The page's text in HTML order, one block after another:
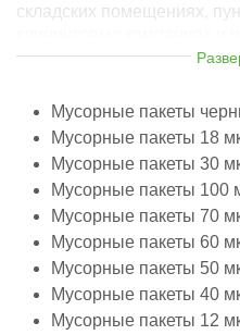
складских помещениях,
объектах.
литров оптом напрямую от
ассортименте
плотности и материалу,
решение как для легких
более интенсивной
Формат 60 литров
бизнеса благодаря
вместительности,
экономичного расхода
Мусорные пакеты
Мусорные пакеты 18
Мусорные пакеты 30
Мусорные пакеты 100
Мусорные пакеты 70
Мусорные пакеты 60
Мусорные пакеты 50
Мусорные пакеты 40
Мусорные пакеты 12